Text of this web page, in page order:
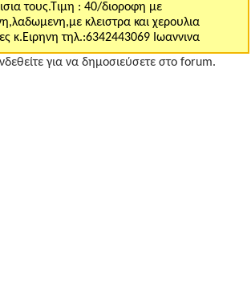
τους.Τιμη : 40/διοροφη με
κλειστρα και χερουλια
κ.Ειρηνη τηλ.:6342443069 Ιωαννινα
για να δημοσιεύσετε στο forum.